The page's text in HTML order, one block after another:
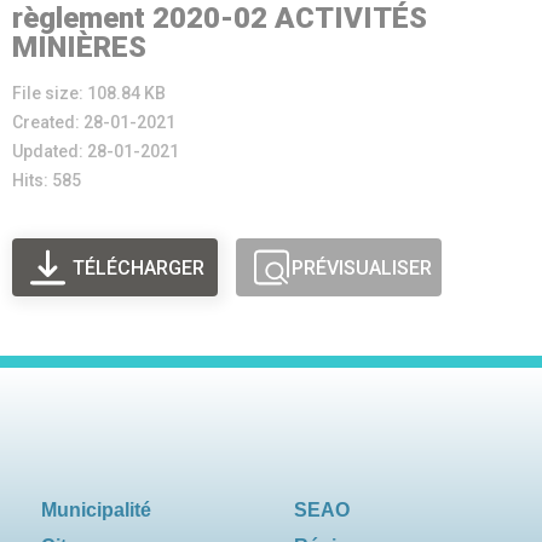
règlement 2020-02 ACTIVITÉS
MINIÈRES
File size: 108.84 KB
Created: 28-01-2021
Updated: 28-01-2021
Hits: 585
TÉLÉCHARGER PRÉVISUALISER
Municipalité
SEAO